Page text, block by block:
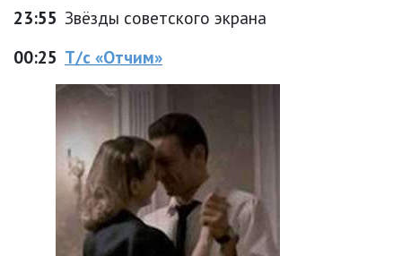
23:55 Звёзды советского экрана
00:25 Т/с «Отчим»